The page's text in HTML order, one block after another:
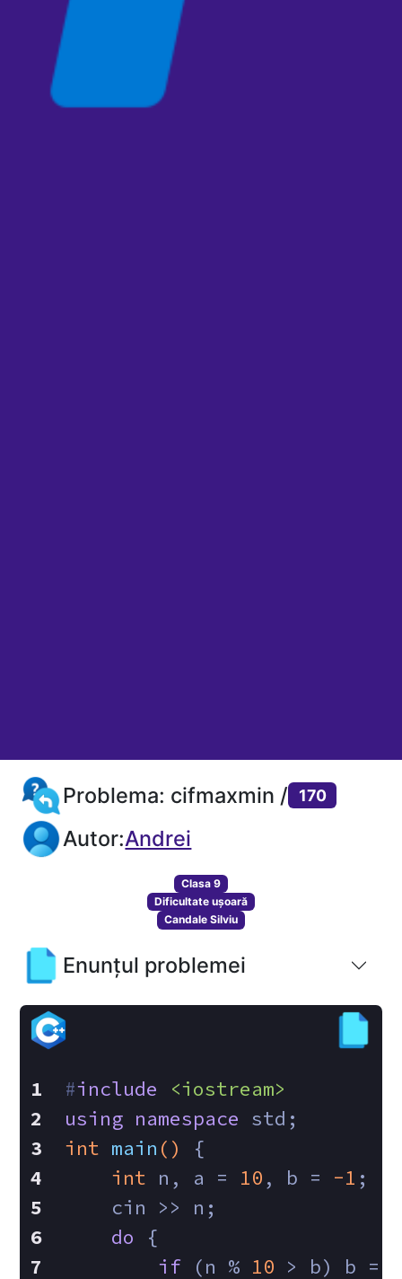
Problema: cifmaxmin / 170
Autor:Andrei
Clasa 9
Dificultate ușoară
Candale Silviu
Enunțul problemei
#include
<iostream>
using namespace std;
int main ()
{
int n, a = 10 , b = -1 ;
    cin >> n;
do {
if (n % 10 > b) b =